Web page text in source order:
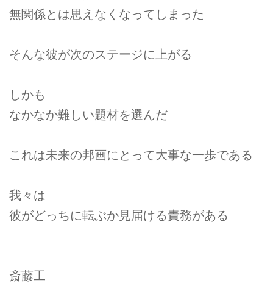
無関係とは思えなくなってしまった
そんな彼が次のステージに上がる
しかも
なかなか難しい題材を選んだ
これは未来の邦画にとって大事な一歩である
我々は
彼がどっちに転ぶか見届ける責務がある
斎藤工